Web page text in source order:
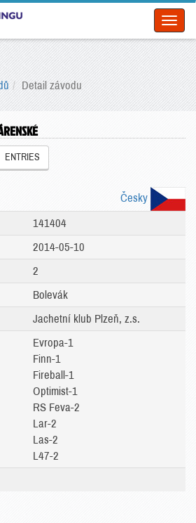
Detail závodu
ENTRIES
Česky
141404
2014-05-10
2
Bolevák
Jachetní klub Plzeň, z.s.
Evropa-1
Finn-1
Fireball-1
Optimist-1
RS Feva-2
Lar-2
Las-2
L47-2